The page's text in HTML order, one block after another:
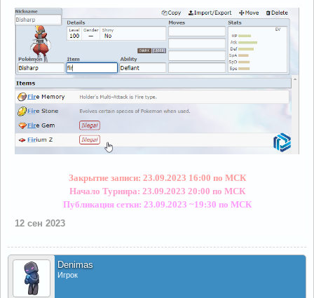
Закрытие записи: 23.09.2023 16:00 по МСК
Начало Турнира: 23.09.2023 20:00 по МСК
Публикация сетки: 23.09.2023 ~19:30 по МСК
12 сен 2023
Denimas
Игрок